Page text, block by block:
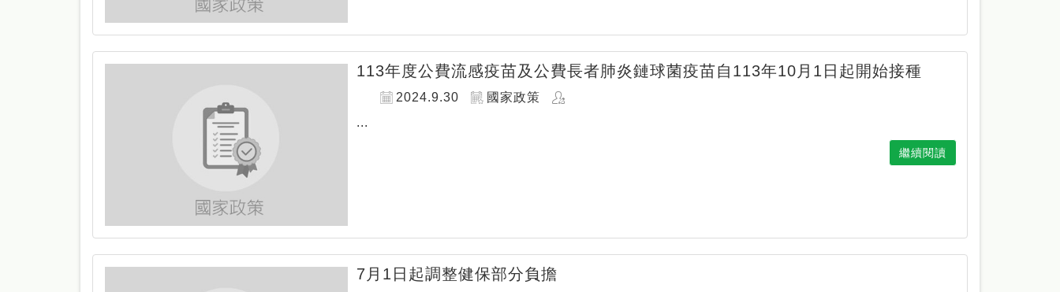
113年度公費流感疫苗及公費長者肺炎鏈球菌疫苗自113年10月1日起開始接種
2024.9.30
國家政策
...
繼續閱讀
7月1日起調整健保部分負擔